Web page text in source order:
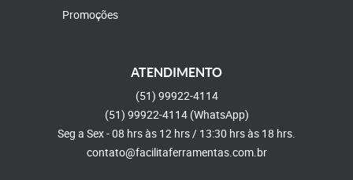
Promoções
ATENDIMENTO
(51) 99922-4114
(51) 99922-4114 (WhatsApp)
Seg a Sex - 08 hrs às 12 hrs / 13:30 hrs às 18 hrs.
contato@facilitaferramentas.com.br